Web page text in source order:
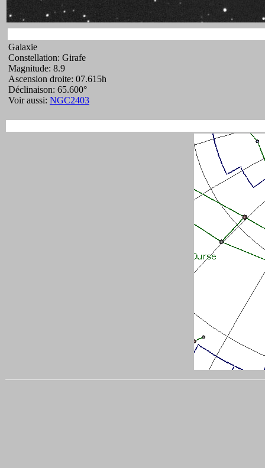
Galaxie
Constellation: Girafe
Magnitude: 8.9
Ascension droite: 07.615h
Déclinaison: 65.600°
Voir aussi: NGC2403